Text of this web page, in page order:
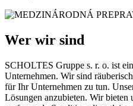
Wer wir sind
SCHOLTES Gruppe s. r. o. ist
Unternehmen. Wir sind
für Ihr Unternehmen zu tun.
Lösungen anzubieten. Wir bieten